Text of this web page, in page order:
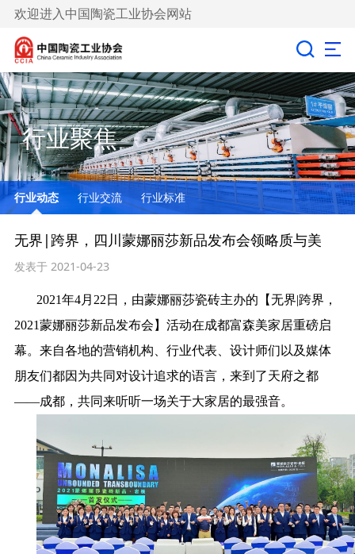
欢迎进入中国陶瓷工业协会网站
行业聚焦
行业动态 行业交流 行业标准
无界|跨界，四川蒙娜丽莎新品发布会领略质与美
发表于 2021-04-23
2021年4月22日，由蒙娜丽莎瓷砖主办的【无界|跨界，
2021蒙娜丽莎新品发布会】活动在成都富森美家居重磅启
幕。来自各地的营销机构、行业代表、设计师们以及媒体
朋友们都因为共同对设计追求的语言，来到了天府之都
——成都，共同来听听一场关于大家居的最强音。